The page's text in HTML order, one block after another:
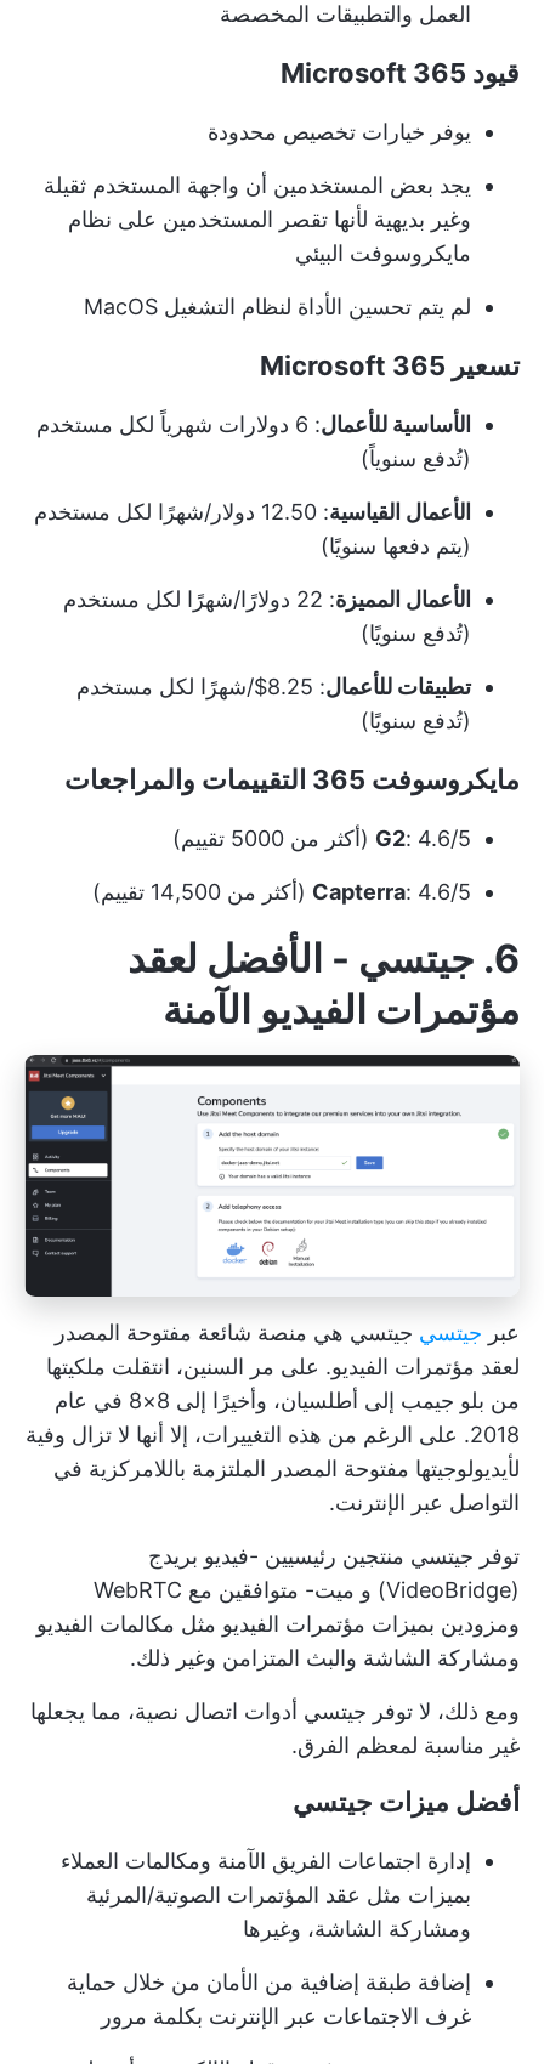
العمل والتطبيقات المخصصة
قيود Microsoft 365
يوفر خيارات تخصيص محدودة
يجد بعض المستخدمين أن واجهة المستخدم ثقيلة
وغير بديهية لأنها تقصر المستخدمين على نظام
مايكروسوفت البيئي
لم يتم تحسين الأداة لنظام التشغيل MacOS
تسعير Microsoft 365
الأساسية للأعمال
: 6 دولارات شهرياً لكل مستخدم
(تُدفع سنوياً)
الأعمال القياسية
: 12.50 دولار/شهرًا لكل مستخدم
(يتم دفعها سنويًا)
الأعمال المميزة
: 22 دولارًا/شهرًا لكل مستخدم
(تُدفع سنويًا)
تطبيقات للأعمال
: 8.25$/شهرًا لكل مستخدم
(تُدفع سنويًا)
مايكروسوفت 365 التقييمات والمراجعات
G2: 4.6/5 (أكثر من 5000 تقييم)
Capterra: 4.6/5 (أكثر من 14,500 تقييم)
6. جيتسي - الأفضل لعقد
مؤتمرات الفيديو الآمنة
عبر جيتسي جيتسي هي منصة شائعة مفتوحة المصدر
لعقد مؤتمرات الفيديو. على مر السنين، انتقلت ملكيتها
من بلو جيمب إلى أطلسيان، وأخيرًا إلى 8×8 في عام
2018. على الرغم من هذه التغييرات، إلا أنها لا تزال وفية
لأيديولوجيتها مفتوحة المصدر الملتزمة باللامركزية في
التواصل عبر الإنترنت.
توفر جيتسي منتجين رئيسيين -فيديو بريدج
(VideoBridge) و ميت- متوافقين مع WebRTC
ومزودين بميزات مؤتمرات الفيديو مثل مكالمات الفيديو
ومشاركة الشاشة والبث المتزامن وغير ذلك.
ومع ذلك، لا توفر جيتسي أدوات اتصال نصية، مما يجعلها
غير مناسبة لمعظم الفرق.
أفضل ميزات جيتسي
إدارة اجتماعات الفريق الآمنة ومكالمات العملاء
بميزات مثل عقد المؤتمرات الصوتية/المرئية
ومشاركة الشاشة، وغيرها
إضافة طبقة إضافية من الأمان من خلال حماية
غرف الاجتماعات عبر الإنترنت بكلمة مرور